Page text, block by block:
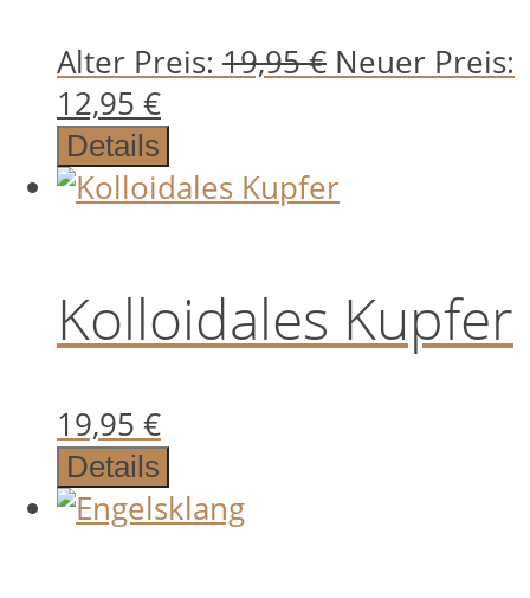
Alter Preis: 19,95€
19,95 €
Neuer Preis:
12,95 €Aktueller
ist:
Details
Kolloidales Kupfer
19,95 €
Details